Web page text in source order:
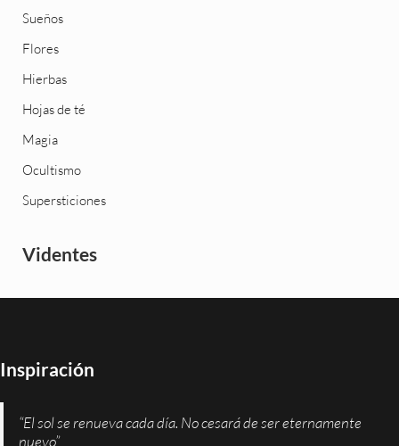
Sueños
Flores
Hierbas
Hojas de té
Magia
Ocultismo
Supersticiones
Videntes
Inspiración
“El sol se renueva cada día. No cesará de ser eternamente
nuevo”